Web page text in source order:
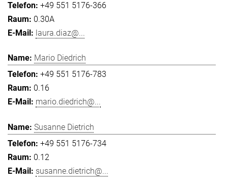
+49 551 5176-366
0.30A
laura.diaz@...
Mario Diedrich
+49 551 5176-783
0.16
mario.diedrich@...
Susanne Dietrich
+49 551 5176-734
0.12
susanne.dietrich@...